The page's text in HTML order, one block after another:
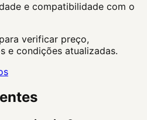
e compatibilidade com o
verificar preço,
e condições atualizadas.